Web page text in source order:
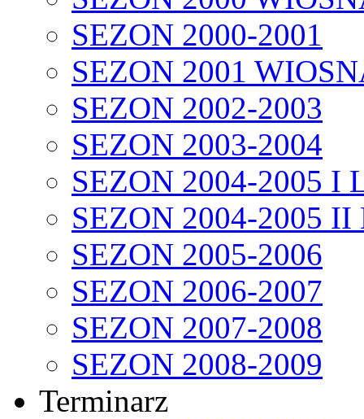
SEZON 2000-2001
SEZON 2001
SEZON 2002-2003
SEZON 2003-2004
SEZON 2004-2005 I
SEZON 2004-2005
SEZON 2005-2006
SEZON 2006-2007
SEZON 2007-2008
SEZON 2008-2009
Terminarz